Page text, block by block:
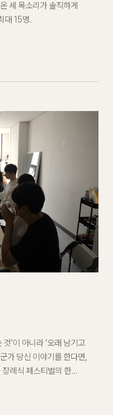
세 목소리가 솔직하게
최대 15명.
것'이 아니라 '오래 남기고
례식 페스티벌의 한